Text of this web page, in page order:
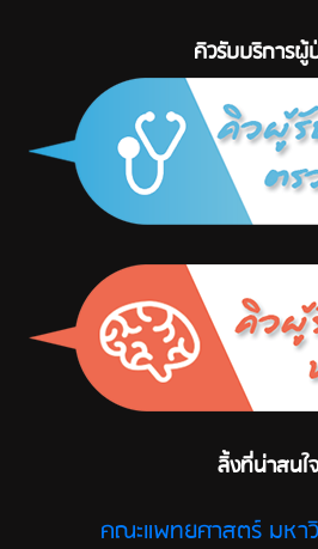
คิวรับบริการผู้
ลิ้งที่น่าสนใจ
คณะแพทยศาสตร์ มหา